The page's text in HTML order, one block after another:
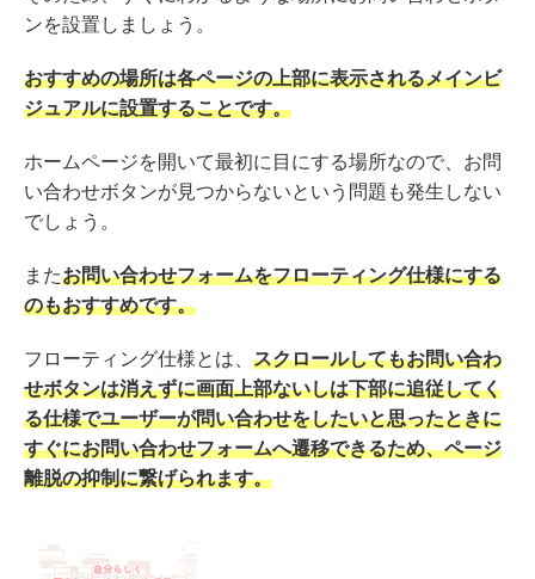
ンを設置しましょう。
おすすめの場所は各ページの上部に表示されるメインビ
ジュアルに設置することです。
ホームページを開いて最初に目にする場所なので、お問
い合わせボタンが見つからないという問題も発生しない
でしょう。
またお問い合わせフォームをフローティング仕様にする
のもおすすめです。
フローティング仕様とは、 スクロールしてもお問い合わ
せボタンは消えずに画面上部ないしは下部に追従してく
る仕様でユーザーが問い合わせをしたいと思ったときに
すぐにお問い合わせフォームへ遷移できるため、ページ
離脱の抑制に繋げられます。